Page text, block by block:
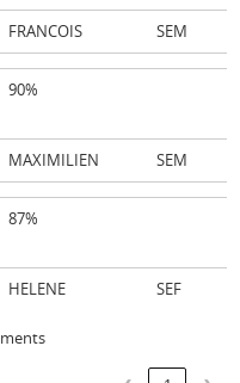
FRANCOIS SEM
90%
MAXIMILIEN SEM
87%
HELENE SEF